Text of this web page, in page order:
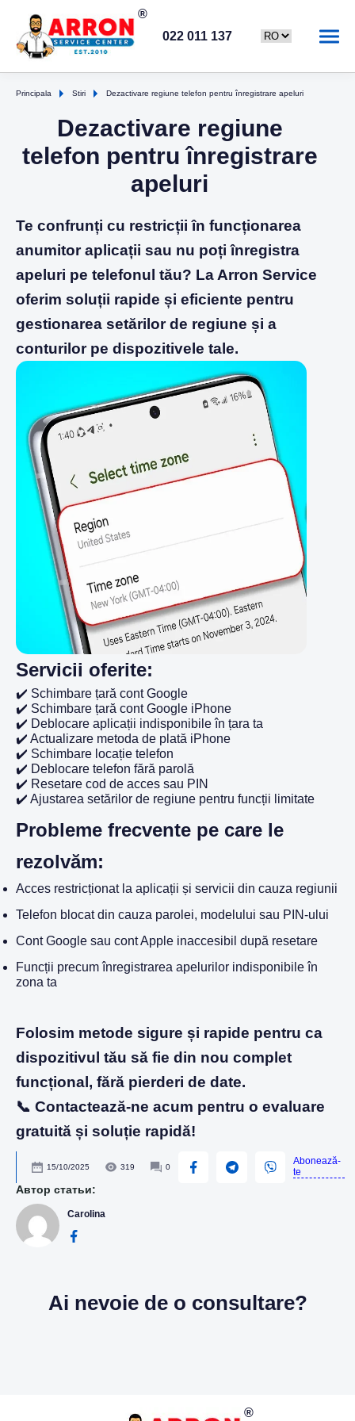
022 011 137
Principala Stiri Dezactivare regiune telefon pentru înregistrare apeluri
Dezactivare regiune
telefon pentru înregistrare
apeluri
Te confrunți cu restricții în funcționarea
anumitor aplicații sau nu poți înregistra
apeluri pe telefonul tău? La Arron Service
oferim soluții rapide și eficiente pentru
gestionarea setărilor de regiune și a
conturilor pe dispozitivele tale.
Servicii oferite:
✔️ Schimbare țară cont Google
✔️ Schimbare țară cont Google iPhone
✔️ Deblocare aplicații indisponibile în țara ta
✔️ Actualizare metoda de plată iPhone
✔️ Schimbare locație telefon
✔️ Deblocare telefon fără parolă
✔️ Resetare cod de acces sau PIN
✔️ Ajustarea setărilor de regiune pentru funcții limitate
Probleme frecvente pe care le
rezolvăm:
Acces restricționat la aplicații și servicii din cauza regiunii
Telefon blocat din cauza parolei, modelului sau PIN-ului
Cont Google sau cont Apple inaccesibil după resetare
Funcții precum înregistrarea apelurilor indisponibile în
zona ta
Folosim metode sigure și rapide pentru ca
dispozitivul tău să fie din nou complet
funcțional, fără pierderi de date.
📞 Contactează-ne acum pentru o evaluare
gratuită și soluție rapidă!
15/10/2025 319 0
Abonează-
te
Автор статьи:
Carolina
Ai nevoie de o consultare?